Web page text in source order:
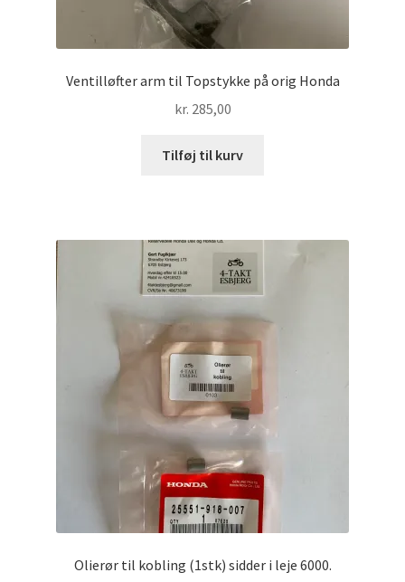
Ventilløfter arm til Topstykke på orig Honda
kr. 285,00
Tilføj til kurv
Olierør til kobling (1stk) sidder i leje 6000.